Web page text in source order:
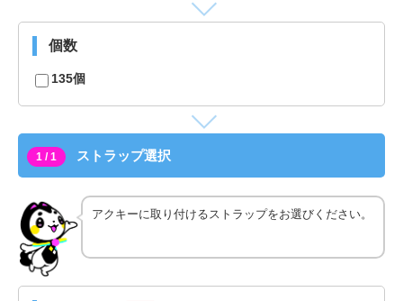
個数
135個
1 / 1 ストラップ選択
アクキーに取り付けるストラップをお選びください。